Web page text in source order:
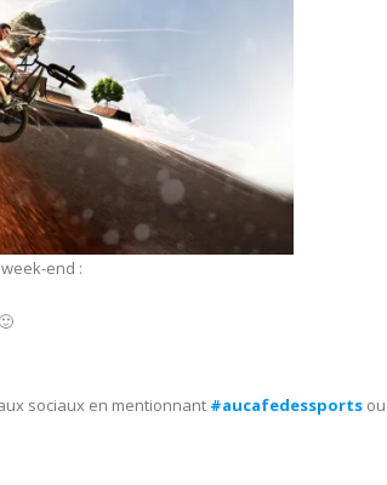
end :
sociaux en mentionnant #aucafedessports ou